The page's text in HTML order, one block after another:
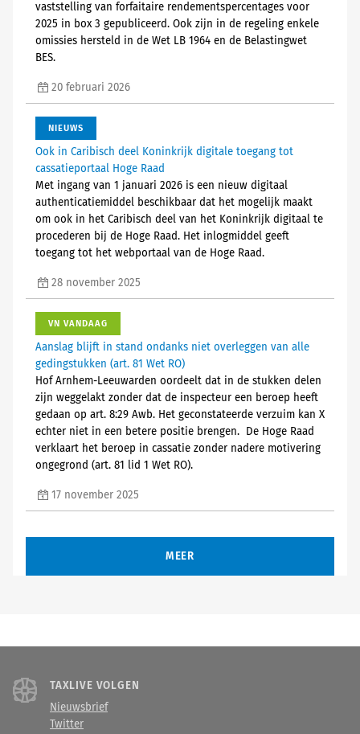
vaststelling van forfaitaire rendementspercentages voor
2025 in box 3 gepubliceerd. Ook zijn in de regeling enkele
omissies hersteld in de Wet LB 1964 en de Belastingwet
BES.
20 februari 2026
NIEUWS
Ook in Caribisch deel Koninkrijk digitale toegang tot
cassatieportaal Hoge Raad
Met ingang van 1 januari 2026 is een nieuw digitaal
authenticatiemiddel beschikbaar dat het mogelijk maakt
om ook in het Caribisch deel van het Koninkrijk digitaal te
procederen bij de Hoge Raad. Het inlogmiddel geeft
toegang tot het webportaal van de Hoge Raad.
28 november 2025
VN VANDAAG
Aanslag blijft in stand ondanks niet overleggen van alle
gedingstukken (art. 81 Wet RO)
Hof Arnhem-Leeuwarden oordeelt dat in de stukken delen
zijn weggelakt zonder dat de inspecteur een beroep heeft
gedaan op art. 8:29 Awb. Het geconstateerde verzuim kan X
echter niet in een betere positie brengen. De Hoge Raad
verklaart het beroep in cassatie zonder nadere motivering
ongegrond (art. 81 lid 1 Wet RO).
17 november 2025
MEER
TAXLIVE VOLGEN
Nieuwsbrief
Twitter